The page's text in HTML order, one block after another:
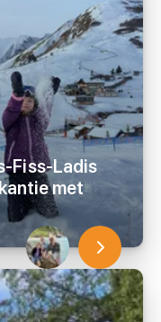
Fiss-Ladis
met